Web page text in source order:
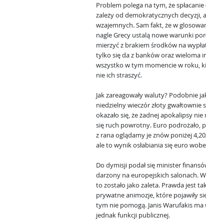
Problem polega na tym, że spłacanie
zależy od demokratycznych decyzji,
wzajemnych. Sam fakt, że w
nagle Grecy ustalą nowe warunki
mierzyć z brakiem środków na
tylko się da z banków oraz wieloma
wszystko w tym momencie w roku,
nie ich straszyć.
Jak zareagowały waluty? Podobnie
niedzielny wieczór złoty gwałtownie
okazało się, że żadnej apokalipsy
się ruch powrotny. Euro podrożało,
z rana oglądamy je znów poniżej
ale to wynik osłabiania się euro
Do dymisji podał się minister
darzony na europejskich salonach.
to zostało jako zaleta. Prawda jest
prywatne animozje, które pojawiły
tym nie pomogą. Janis Warufakis
jednak funkcji publicznej.